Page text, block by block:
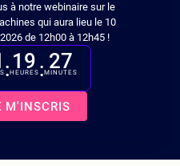
pour contrôler la manière
à notre webinaire sur le
qui aura lieu le 10
de 12h00 à 12h45 !
: 19
HEURES : 27
MINUTES
M'INSCRIS